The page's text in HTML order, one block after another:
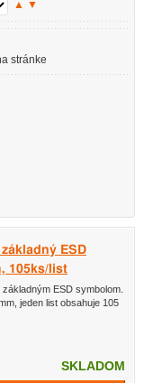
▲ ▼
stránke
ESD
105ks/list
ESD symbolom.
jeden list obsahuje 105
SKLADOM